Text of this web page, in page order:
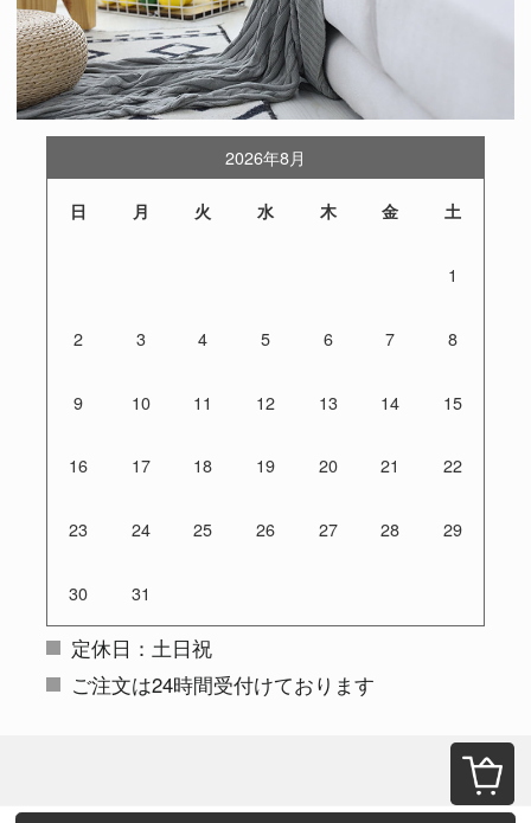
2026年8月
日 月 火 水 木 金 土
1
2 3 4 5 6 7 8
9 10 11 12 13 14 15
16 17 18 19 20 21 22
23 24 25 26 27 28 29
30 31
定休日：土日祝
ご注文は24時間受付けております